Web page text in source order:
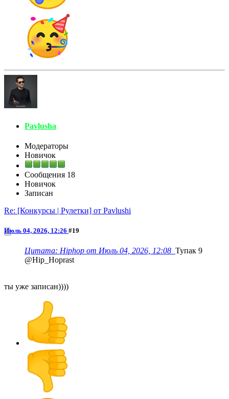
Pavlusha
Модераторы
Новичок
Сообщения 18
Новичок
Записан
Re: [Конкурсы | Рулетки] от Pavlushi
Июль 04, 2026, 12:26 #19
Цитата: Hiphop от Июль 04, 2026, 12:08 Тупак 9
@Hip_Hoprast
ты уже записан))))